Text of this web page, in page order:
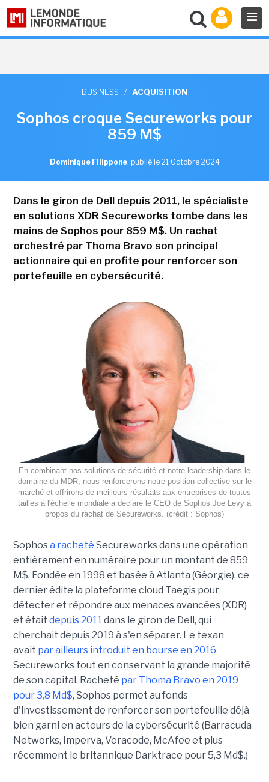
BUSINESS / ACQUISITION
Sophos croque Secureworks pour
859 M$
Dominique Filippone, publié le 21 Octobre 2024
Dans le giron de Dell depuis 2011, le spécialiste
en solutions XDR Secureworks tombe dans les
mains de Sophos pour 859 M$. Un rachat
orchestré par Thoma Bravo son principal
actionnaire qui en profite pour renforcer son
portefeuille en cybersécurité.
En combinant nos solutions de sécurité et notre leadership dans le
domaine du MDR, nous renforcerons notre position collective sur le
marché et offrirons de meilleurs résultats aux entreprises de toutes
tailles à l'échelle mondiale a déclaré le CEO de Sophos Joe Levy à
propos du rachat de Secureworks. (crédit : Sophos)
Sophosa racheté Secureworks dans une opération
entièrement en numéraire pour un montant de 859
M$. Fondée en 1998 et basée à Atlanta (Géorgie), ce
dernier édite la plateforme cloud Taegis pour
détecter et répondre aux menaces avancées (XDR)
et était depuis 2011 dans le giron de Dell, qui
cherchait depuis 2019 à s'en séparer. Le texan
avait par ailleurs introduit en bourse en 2016
Secureworks tout en conservant la grande majorité
de son capital. Racheté par Thoma Bravo en 2019
pour 3,8 Md$, Sophos permet au fonds
d'investissement de renforcer son portefeuille déjà
bien garni en acteurs de la cybersécurité (Barracuda
Networks, Imperva, Veracode, McAfee et plus
récemment le britannique Darktrace pour 5,3 Md$.)